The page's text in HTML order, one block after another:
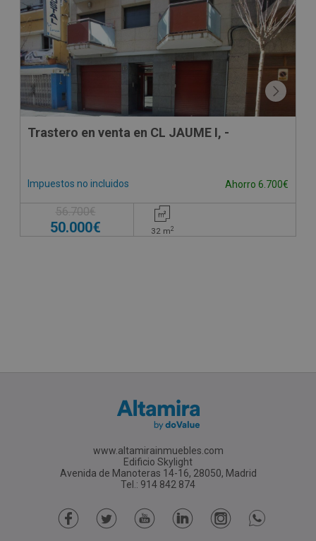
Trastero en venta en CL JAUME I, -
Impuestos no incluidos Ahorro 6.700€
56.700€
50.000€ 32 m2
www.altamirainmuebles.com
Edificio Skylight
Avenida de Manoteras 14-16, 28050, Madrid
Tel.: 914 842 874